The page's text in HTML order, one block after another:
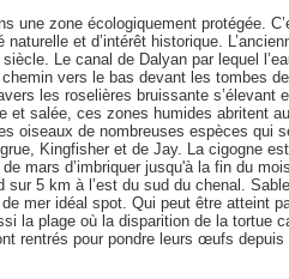
une zone écologiquement protégée.
naturelle et d’intérêt historique.
Le canal de Dalyan par lequel
vers le bas devant les tombes
les roselières bruissante s’élevant
et salée, ces zones humides abritent
oiseaux de nombreuses espèces qui
grue, Kingfisher et de Jay. La cigogne
mars d’imbriquer jusqu'à la fin du
sur 5 km à l’est du sud du chenal.
mer idéal spot. Qui peut être atteint
la plage où la disparition de la tortue
rentrés pour pondre leurs œufs